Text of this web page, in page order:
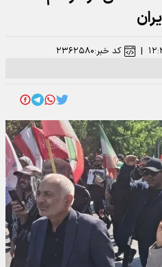
| کد خبر:۲۳۶۲۵۸۰